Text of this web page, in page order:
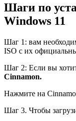
Шаги по
Windows 11
Шаг 1: вам
ISO с их
Шаг 2: Если вы
Cinnamon.
Нажмите на
Шаг 3. Чтобы